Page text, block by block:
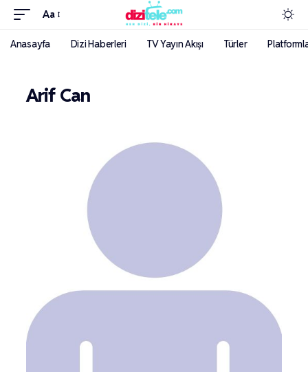
Aa
Anasayfa Dizi Haberleri TV Yayın Akışı Türler
Arif Can